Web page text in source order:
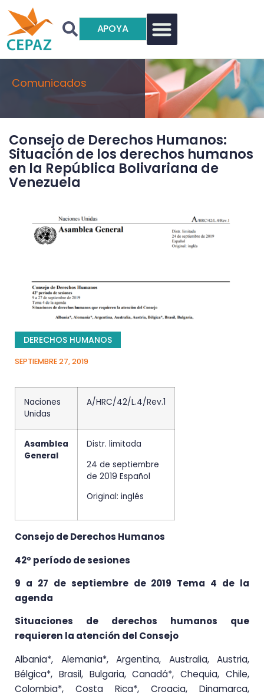
APOYA
Comunicados
Consejo de Derechos Humanos:
Situación de los derechos humanos
en la República Bolivariana de
Venezuela
DERECHOS HUMANOS
SEPTIEMBRE 27, 2019
Naciones
Unidas
A/HRC/42/L.4/Rev.1
Asamblea
General
Distr. limitada
24 de septiembre
de 2019 Español
Original: inglés
Consejo de Derechos Humanos
42º período de sesiones
9 a 27 de septiembre de 2019 Tema 4 de la
agenda
Situaciones de derechos humanos que
requieren la atención del Consejo
Albania*, Alemania*, Argentina, Australia, Austria,
Bélgica*, Brasil, Bulgaria, Canadá*, Chequia, Chile,
Colombia*, Costa Rica*, Croacia, Dinamarca,